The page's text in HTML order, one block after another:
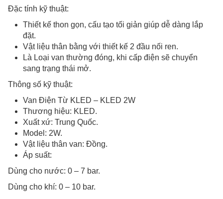
Đặc tính kỹ thuật:
Thiết kế thon gọn, cấu tạo tối giản giúp dễ dàng lắp
đặt.
Vật liệu thân bằng với thiết kế 2 đầu nối ren.
Là Loại van thường đóng, khi cấp điện sẽ chuyển
sang trạng thái mở.
Thông số kỹ thuật:
Van Điện Từ KLED – KLED 2W
Thương hiệu: KLED.
Xuất xứ: Trung Quốc.
Model: 2W.
Vật liệu thân van: Đồng.
Áp suất:
Dùng cho nước: 0 – 7 bar.
Dùng cho khí: 0 – 10 bar.